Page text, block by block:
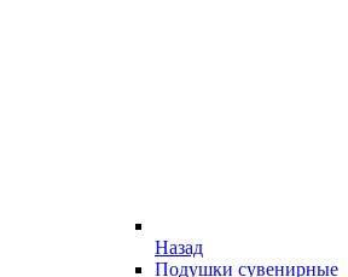
Назад
Подушки сувенирные